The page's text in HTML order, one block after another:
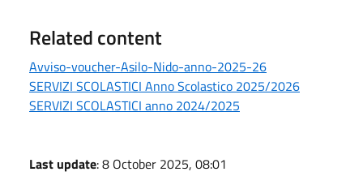
Related content
Avviso-voucher-Asilo-Nido-anno-2025-26
SERVIZI SCOLASTICI Anno Scolastico 2025/2026
SERVIZI SCOLASTICI anno 2024/2025
Last update: 8 October 2025, 08:01